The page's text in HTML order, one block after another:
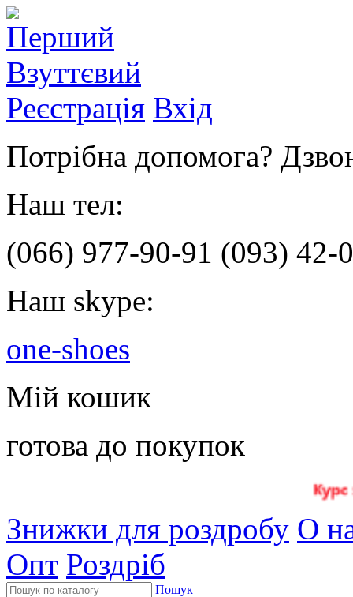
Реєстрація Вхід
Потрібна допомога?
Наш тел:
(066) 977-90-91 (093) 42-
Наш skype:
one-shoes
Мій кошик
готова до покупок
Знижки для роздробу О
Опт Роздріб
Пошук